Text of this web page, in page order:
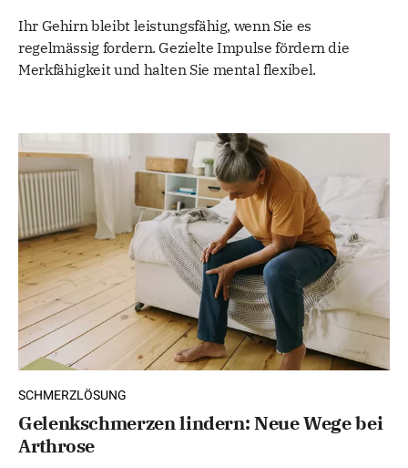
Ihr Gehirn bleibt leistungsfähig, wenn Sie es
regelmässig fordern. Gezielte Impulse fördern die
Merkfähigkeit und halten Sie mental flexibel.
SCHMERZLÖSUNG
Gelenkschmerzen lindern: Neue Wege bei
Arthrose